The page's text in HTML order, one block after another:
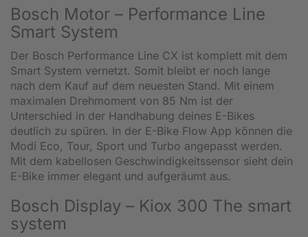
Bosch Motor – Performance Line
Smart System
Der Bosch Performance Line CX ist komplett mit dem
Smart System vernetzt. Somit bleibt er noch lange
nach dem Kauf auf dem neuesten Stand. Mit einem
maximalen Drehmoment von 85 Nm ist der
Unterschied in der Handhabung deines E-Bikes
deutlich zu spüren. In der E-Bike Flow App können die
Modi Eco, Tour, Sport und Turbo angepasst werden.
Mit dem kabellosen Geschwindigkeitssensor sieht dein
E-Bike immer elegant und aufgeräumt aus.
Bosch Display – Kiox 300 The smart
system